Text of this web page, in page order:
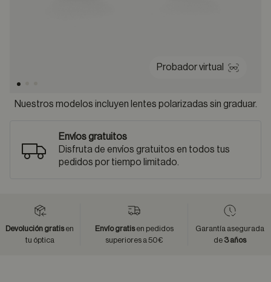
Probador virtual
Nuestros modelos incluyen lentes polarizadas sin graduar.
Envíos gratuitos
Disfruta de envíos gratuitos en todos tus
pedidos por tiempo limitado.
Devolución gratisen
tu óptica
Envío gratisen pedidos
superiores a 50€
Garantía asegurada
de 3 años